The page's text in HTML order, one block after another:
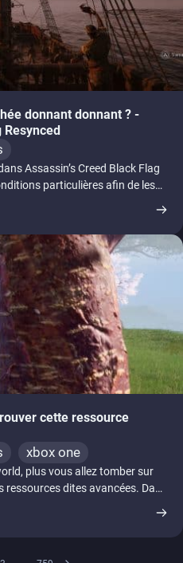
donnant donnant ? -
Resynced
Assassin’s Creed Black Flag
particulières afin de les
cette ressource
xbox one
plus vous allez tomber sur
dites avancées. Dans